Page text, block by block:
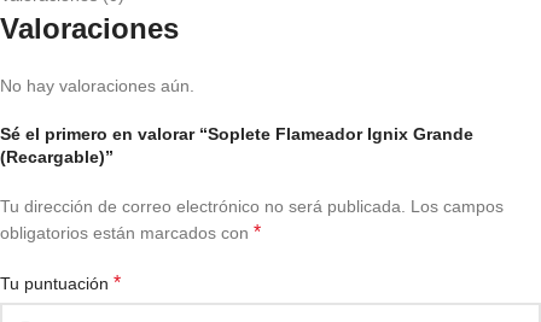
Valoraciones
No hay valoraciones aún.
Sé el primero en valorar “Soplete Flameador Ignix Grande
(Recargable)”
Tu dirección de correo electrónico no será publicada. Los campos
obligatorios están marcados con *
Tu puntuación *